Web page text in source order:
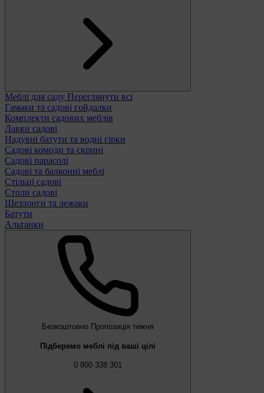
Меблі для саду Переглянути всі
Гамаки та садові гойдалки
Комплекти садових меблів
Лавки садові
Надувні батути та водні гірки
Садові комоди та скрині
Садові парасолі
Садові та балконні меблі
Стільці садові
Столи садові
Шезлонги та лежаки
Батути
Альтанки
Безкоштовно Пропозиція тижня
Підберемо меблі під ваші цілі
0 800 338 301